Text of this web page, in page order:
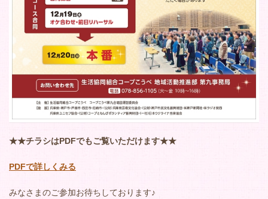
★★チラシはPDFでもご覧いただけます★★
PDFで詳しくみる
みなさまのご参加お待ちしております♪